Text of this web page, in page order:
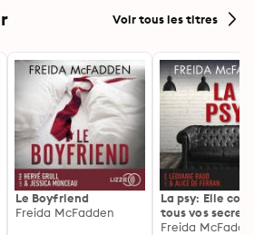
Voir tous les titres
Le Boyfriend
Freida McFadden
La psy: Elle
tous vos
découvrez les
Freida